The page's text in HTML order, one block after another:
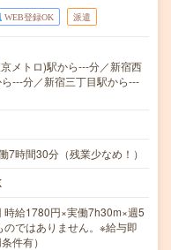
WEB登録OK 派遣
メトロ)駅から---分／新宿西
---分／新宿三丁目駅から---
時間30分（残業少なめ！）
給1780円×実働7h30m×週5
ではありません。※給与即
件有）